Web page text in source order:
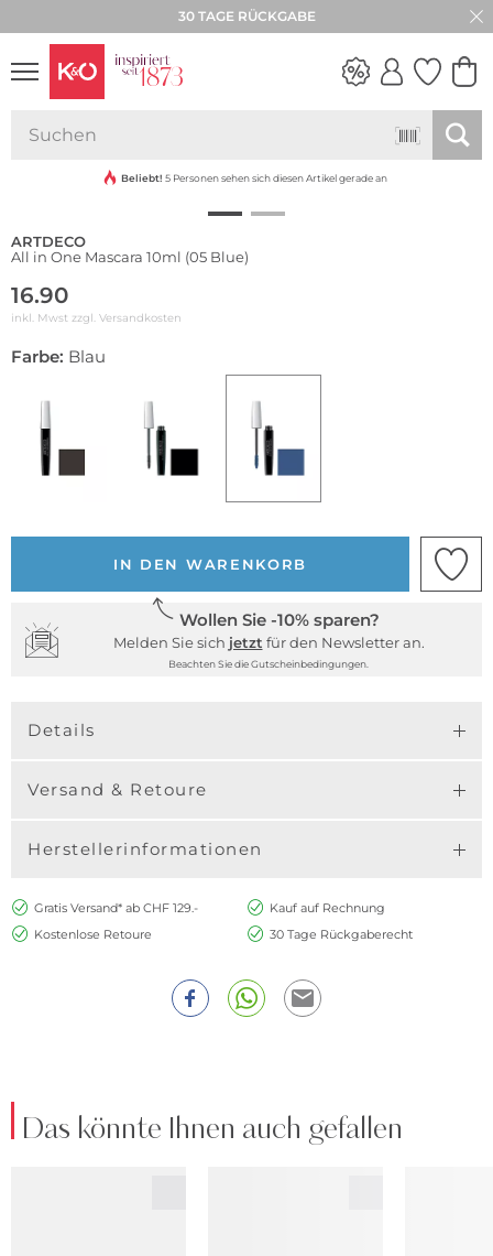
30 TAGE RÜCKGABE
VIBES
Wasserfest
Beliebt! 5 Personen sehen sich diesen Artikel gerade an
ARTDECO
All in One Mascara 10ml (05 Blue)
16.90
inkl. Mwst zzgl. Versandkosten
Farbe: Blau
IN DEN WARENKORB
Wollen Sie -10% sparen?
Melden Sie sich jetzt für den Newsletter an.
Beachten Sie die Gutscheinbedingungen.
Details
Versand & Retoure
Herstellerinformationen
Gratis Versand* ab CHF 129.-
Kauf auf Rechnung
Kostenlose Retoure
30 Tage Rückgaberecht
Das könnte Ihnen auch gefallen